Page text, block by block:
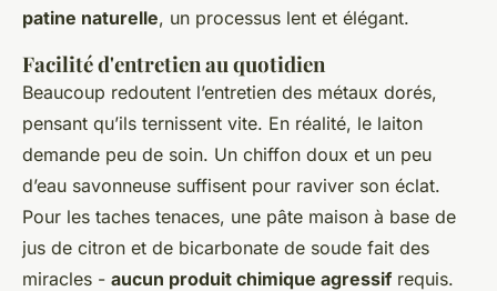
patine naturelle, un processus lent et élégant.
Facilité d'entretien au quotidien
Beaucoup redoutent l’entretien des métaux dorés,
pensant qu’ils ternissent vite. En réalité, le laiton
demande peu de soin. Un chiffon doux et un peu
d’eau savonneuse suffisent pour raviver son éclat.
Pour les taches tenaces, une pâte maison à base de
jus de citron et de bicarbonate de soude fait des
miracles - aucun produit chimique agressif requis.